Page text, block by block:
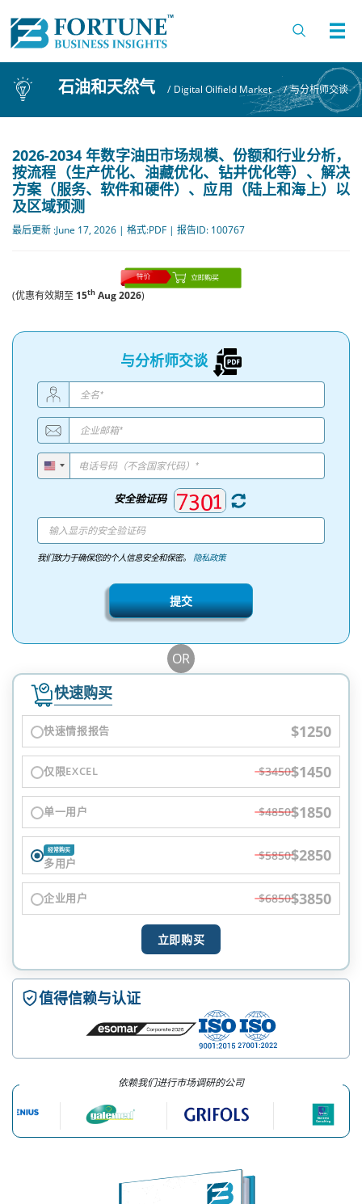
石油和天然气 / Digital Oilfield Market / 与分析师交谈
2026-2034 年数字油田市场规模、份额和行业分析，
按流程（生产优化、油藏优化、钻井优化等）、解决
方案（服务、软件和硬件）、应用（陆上和海上）以
及区域预测
最后更新 :June 17, 2026 | 格式:PDF | 报告ID: 100767
(优惠有效期至 15th Aug 2026)
与分析师交谈
安全验证码
我们致力于确保您的个人信息安全和保密。 隐私政策
提交
OR
快速购买
快速情报报告 $1250
仅限EXCEL $3450$1450
单一用户 $4850$1850
经常购买
多用户 $5850$2850
企业用户 $6850$3850
立即购买
值得信赖与认证
依赖我们进行市场调研的公司